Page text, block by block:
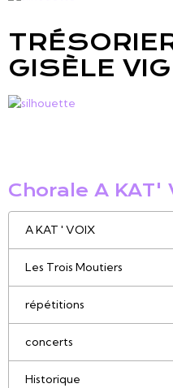
GISÈLE
Chorale A KAT'
A KAT ' VOIX
Les Trois Moutiers
répétitions
concerts
Historique